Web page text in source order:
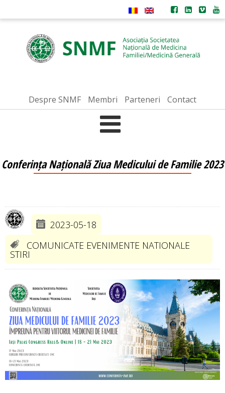
Despre SNMF Membri Parteneri Contact
Conferința Națională Ziua Medicului de Familie 2023
2023-05-18
COMUNICATE EVENIMENTE NATIONALE
STIRI